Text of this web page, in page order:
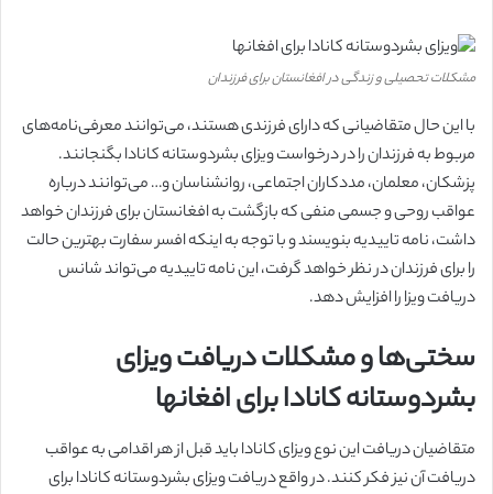
مشکلات تحصیلی و زندگی در افغانستان برای فرزندان
با این حال متقاضیانی که دارای فرزندی هستند، می‌توانند معرفی‌نامه‌های
مربوط به فرزندان را در درخواست ویزای بشردوستانه کانادا بگنجانند.
پزشکان، معلمان، مددکاران اجتماعی، روانشناسان و… می‌توانند درباره
عواقب روحی و جسمی منفی که بازگشت به افغانستان برای فرزندان خواهد
داشت، نامه تاییدیه بنویسند و با توجه به اینکه افسر سفارت بهترین حالت
را برای فرزندان در نظر خواهد گرفت، این نامه تاییدیه می‌تواند شانس
دریافت ویزا را افزایش دهد.
سختی‌ها و مشکلات دریافت ویزای
بشردوستانه کانادا برای افغانها
متقاضیان دریافت این نوع ویزای کانادا باید قبل از هر اقدامی به عواقب
دریافت آن نیز فکر کنند. در واقع دریافت ویزای بشردوستانه کانادا برای